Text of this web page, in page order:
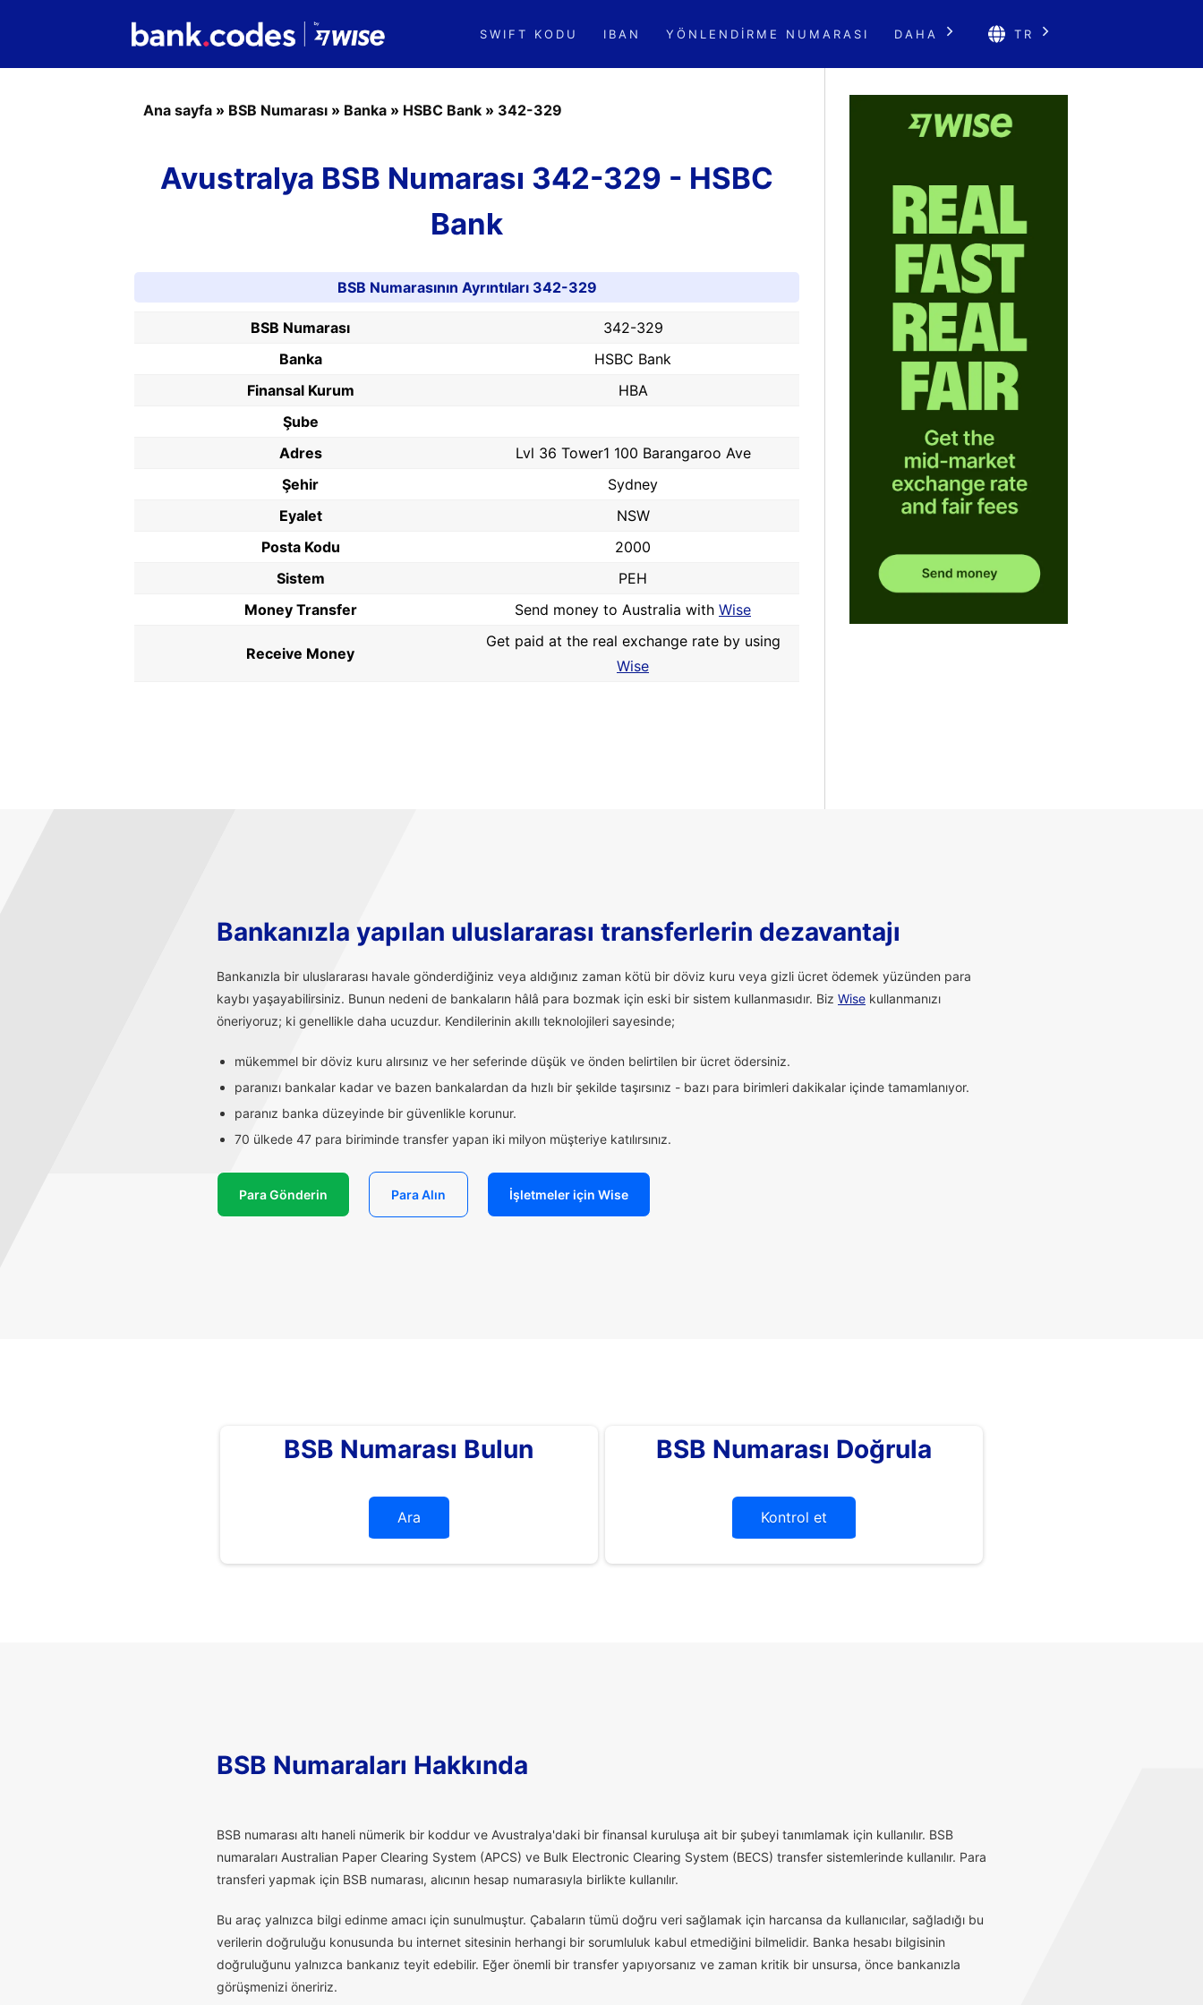
SWIFT KODU IBAN YÖNLENDIRME NUMARASI DAHA TR
Ana sayfa » BSB Numarası » Banka » HSBC Bank » 342-329
Avustralya BSB Numarası 342-329 - HSBC
Bank
BSB Numarasının Ayrıntıları 342-329
BSB Numarası
342-329
Banka
HSBC Bank
Finansal Kurum
HBA
Şube
Adres
Lvl 36 Tower1 100 Barangaroo Ave
Şehir
Sydney
Eyalet
NSW
Posta Kodu
2000
Sistem
PEH
Money Transfer
Send money to Australia with Wise
Receive Money
Get paid at the real exchange rate by using
Wise
Bankanızla yapılan uluslararası transferlerin dezavantajı
Bankanızla bir uluslararası havale gönderdiğiniz veya aldığınız zaman kötü bir döviz kuru veya gizli ücret ödemek yüzünden para
kaybı yaşayabilirsiniz. Bunun nedeni de bankaların hâlâ para bozmak için eski bir sistem kullanmasıdır. Biz Wise kullanmanızı
öneriyoruz; ki genellikle daha ucuzdur. Kendilerinin akıllı teknolojileri sayesinde;
mükemmel bir döviz kuru alırsınız ve her seferinde düşük ve önden belirtilen bir ücret ödersiniz.
paranızı bankalar kadar ve bazen bankalardan da hızlı bir şekilde taşırsınız - bazı para birimleri dakikalar içinde tamamlanıyor.
paranız banka düzeyinde bir güvenlikle korunur.
70 ülkede 47 para biriminde transfer yapan iki milyon müşteriye katılırsınız.
Para Gönderin Para Alın İşletmeler için Wise
BSB Numarası Bulun
Ara
BSB Numarası Doğrula
Kontrol et
BSB Numaraları Hakkında
BSB numarası altı haneli nümerik bir koddur ve Avustralya'daki bir finansal kuruluşa ait bir şubeyi tanımlamak için kullanılır. BSB
numaraları Australian Paper Clearing System (APCS) ve Bulk Electronic Clearing System (BECS) transfer sistemlerinde kullanılır. Para
transferi yapmak için BSB numarası, alıcının hesap numarasıyla birlikte kullanılır.
Bu araç yalnızca bilgi edinme amacı için sunulmuştur. Çabaların tümü doğru veri sağlamak için harcansa da kullanıcılar, sağladığı bu
verilerin doğruluğu konusunda bu internet sitesinin herhangi bir sorumluluk kabul etmediğini bilmelidir. Banka hesabı bilgisinin
doğruluğunu yalnızca bankanız teyit edebilir. Eğer önemli bir transfer yapıyorsanız ve zaman kritik bir unsursa, önce bankanızla
görüşmenizi öneririz.